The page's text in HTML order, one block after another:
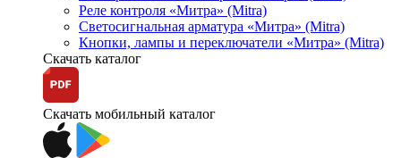
Реле контроля «Митра» (Mitra)
Светосигнальная арматура «Митра» (Mitra)
Кнопки, лампы и переключатели «Митра» (Mitra)
Скачать каталог
Скачать мобильный каталог